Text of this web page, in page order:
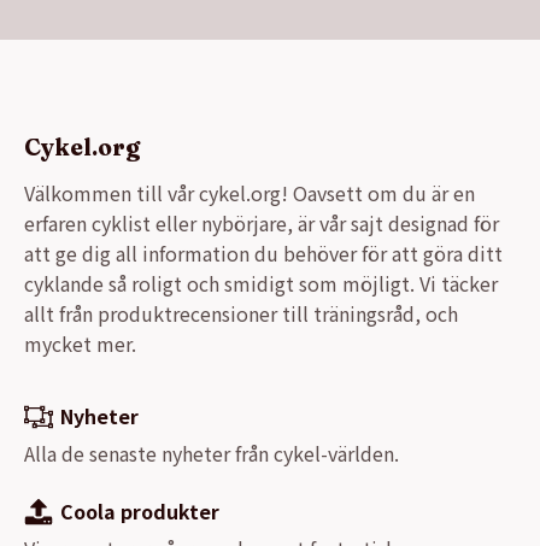
Cykel.org
Välkommen till vår cykel.org! Oavsett om du är en
erfaren cyklist eller nybörjare, är vår sajt designad för
att ge dig all information du behöver för att göra ditt
cyklande så roligt och smidigt som möjligt. Vi täcker
allt från produktrecensioner till träningsråd, och
mycket mer.
Nyheter
Alla de senaste nyheter från cykel-världen.
Coola produkter